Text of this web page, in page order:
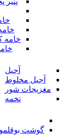
خامه
آجیل
آجیل مخلوط
مغزیجات شور
تخمه
گوشت